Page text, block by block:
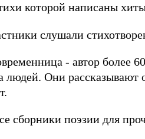
которой написаны
слушали
- автор более
людей. Они
сборники поэзии для